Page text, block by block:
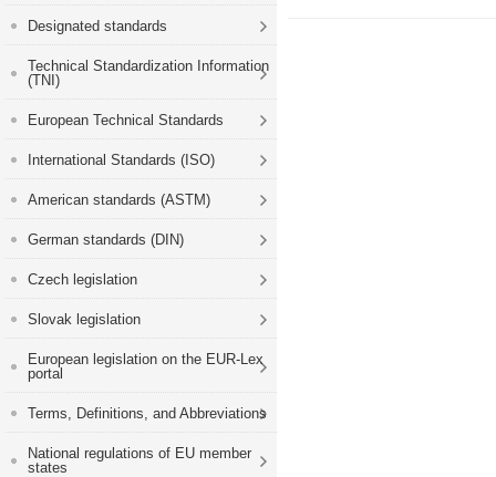
Designated standards
Technical Standardization Information
(TNI)
European Technical Standards
International Standards (ISO)
American standards (ASTM)
German standards (DIN)
Czech legislation
Slovak legislation
European legislation on the EUR-Lex
portal
Terms, Definitions, and Abbreviations
National regulations of EU member
states